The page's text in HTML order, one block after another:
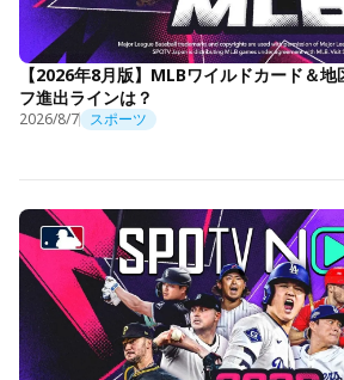
【2026年8月版】MLBワイルドカード＆
フ進出ラインは？
2026/8/7 スポーツ